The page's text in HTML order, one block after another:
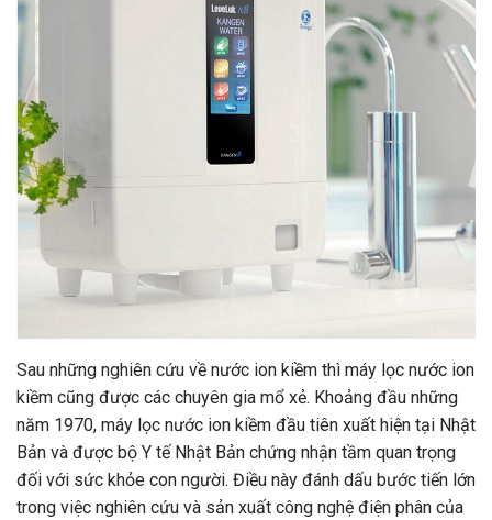
Sau những nghiên cứu về nước ion kiềm thì máy lọc nước ion
kiềm cũng được các chuyên gia mổ xẻ. Khoảng đầu những
năm 1970, máy lọc nước ion kiềm đầu tiên xuất hiện tại Nhật
Bản và được bộ Y tế Nhật Bản chứng nhận tầm quan trọng
đối với sức khỏe con người. Điều này đánh dấu bước tiến lớn
trong việc nghiên cứu và sản xuất công nghệ điện phân của